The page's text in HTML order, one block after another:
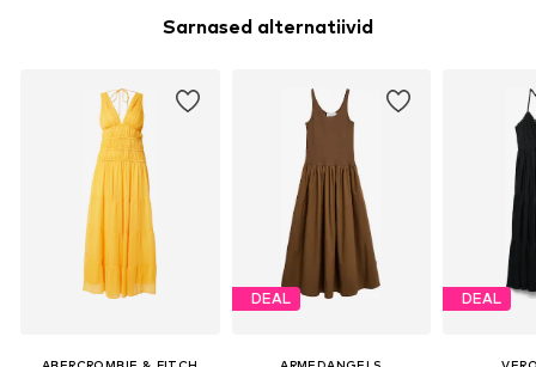
Sarnased alternatiivid
DEAL DEAL